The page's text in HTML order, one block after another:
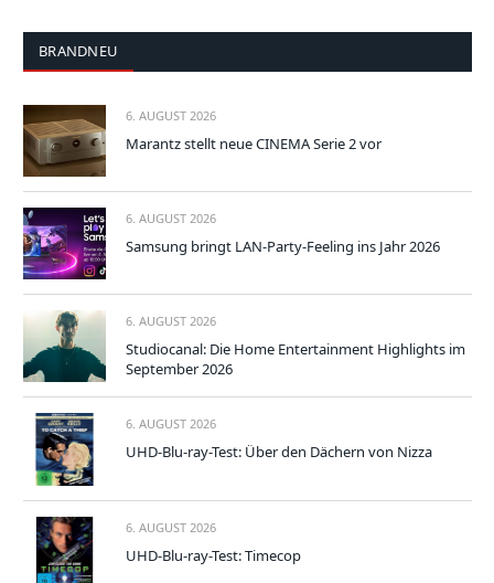
BRANDNEU
6. AUGUST 2026
Marantz stellt neue CINEMA Serie 2 vor
6. AUGUST 2026
Samsung bringt LAN-Party-Feeling ins Jahr 2026
6. AUGUST 2026
Studiocanal: Die Home Entertainment Highlights im
September 2026
6. AUGUST 2026
UHD-Blu-ray-Test: Über den Dächern von Nizza
6. AUGUST 2026
UHD-Blu-ray-Test: Timecop